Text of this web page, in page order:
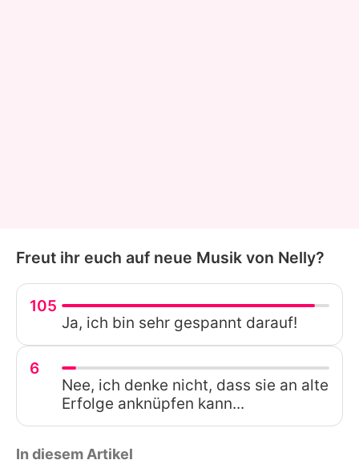
Freut ihr euch auf neue Musik von Nelly?
105
Ja, ich bin sehr gespannt darauf!
6
Nee, ich denke nicht, dass sie an alte
Erfolge anknüpfen kann...
In diesem Artikel